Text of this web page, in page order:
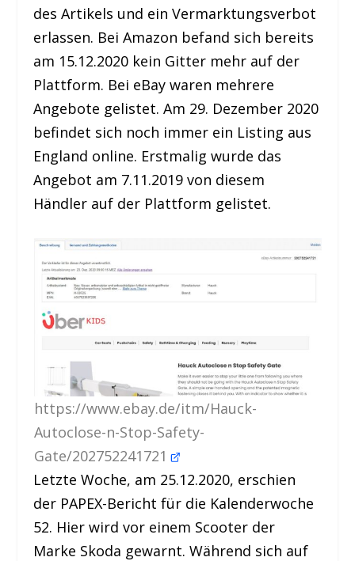
des Artikels und ein Vermarktungsverbot
erlassen. Bei Amazon befand sich bereits
am 15.12.2020 kein Gitter mehr auf der
Plattform. Bei eBay waren mehrere
Angebote gelistet. Am 29. Dezember 2020
befindet sich noch immer ein Listing aus
England online. Erstmalig wurde das
Angebot am 7.11.2019 von diesem
Händler auf der Plattform gelistet.
https://www.ebay.de/itm/Hauck-
Autoclose-n-Stop-Safety-
Gate/202752241721
Letzte Woche, am 25.12.2020, erschien
der PAPEX-Bericht für die Kalenderwoche
52. Hier wird vor einem Scooter der
Marke Skoda gewarnt. Während sich auf